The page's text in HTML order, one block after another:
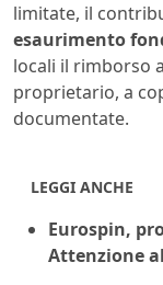
limitate, il
esaurimento
locali il rimborso
proprietario, a
documentate.
LEGGI ANCHE
Eurospin,
Attenzione